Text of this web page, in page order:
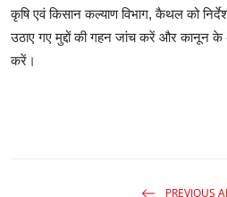
कृषि एवं किसान कल्याण विभाग, कैथल को निर्देश
उठाए गए मुद्दों की गहन जांच करें और कानून के
करें।
PREVIOUS